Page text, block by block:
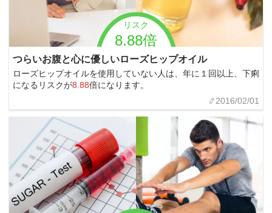
リスク
8.88倍
つらいお腹と心に優しいローズヒップオイル
ローズヒップオイルを使用していない人は、年に１回以上、下痢
になるリスクが8.88倍になります。
2016/02/01